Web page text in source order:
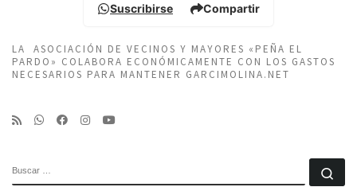
Suscribirse Compartir
LA ASOCIACIÓN DE VECINOS Y MAYORES «PEÑA EL
PARDO» COLABORA ECONÓMICAMENTE CON LOS GASTOS
NECESARIOS PARA MANTENER GARCIMOLINA.NET